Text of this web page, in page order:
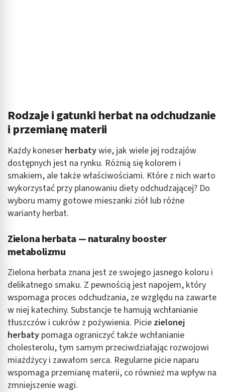
Rodzaje i gatunki herbat na odchudzanie
i przemianę materii
Każdy koneser herbatywie, jak wiele jej rodzajów
dostępnych jest na rynku. Różnią się kolorem i
smakiem, ale także właściwościami. Które z nich warto
wykorzystać przy planowaniu diety odchudzającej? Do
wyboru mamy gotowe mieszanki ziół lub różne
warianty herbat.
Zielona herbata — naturalny booster
metabolizmu
Zielona herbata znana jest ze swojego jasnego koloru i
delikatnego smaku. Z pewnością jest napojem, który
wspomaga proces odchudzania, ze względu na zawarte
w niej katechiny. Substancje te hamują wchłanianie
tłuszczów i cukrów z pożywienia. Picie zielonej
herbaty pomaga ograniczyć także wchłanianie
cholesterolu, tym samym przeciwdziałając rozwojowi
miażdżycy i zawałom serca. Regularne picie naparu
wspomaga przemianę materii, co również ma wpływ na
zmniejszenie wagi.